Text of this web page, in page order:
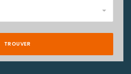
TROUVER